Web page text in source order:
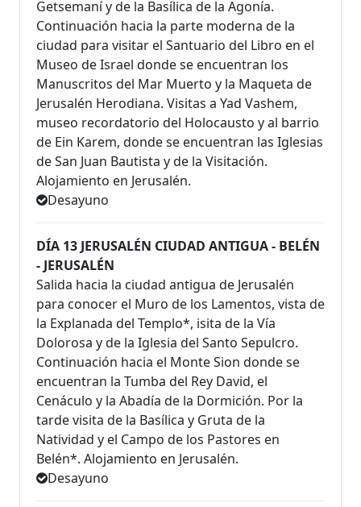
Getsemaní y de la Basílica de la Agonía.
Continuación hacia la parte moderna de la
ciudad para visitar el Santuario del Libro en el
Museo de Israel donde se encuentran los
Manuscritos del Mar Muerto y la Maqueta de
Jerusalén Herodiana. Visitas a Yad Vashem,
museo recordatorio del Holocausto y al barrio
de Ein Karem, donde se encuentran las Iglesias
de San Juan Bautista y de la Visitación.
Alojamiento en Jerusalén.
Desayuno
DÍA 13 JERUSALÉN CIUDAD ANTIGUA - BELÉN
- JERUSALÉN
Salida hacia la ciudad antigua de Jerusalén
para conocer el Muro de los Lamentos, vista de
la Explanada del Templo*, isita de la Vía
Dolorosa y de la Iglesia del Santo Sepulcro.
Continuación hacia el Monte Sion donde se
encuentran la Tumba del Rey David, el
Cenáculo y la Abadía de la Dormición. Por la
tarde visita de la Basílica y Gruta de la
Natividad y el Campo de los Pastores en
Belén*. Alojamiento en Jerusalén.
Desayuno